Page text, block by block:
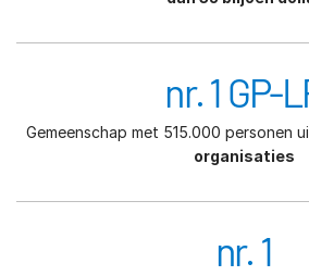
nr. 1 GP-
Gemeenschap met 515.000 personen
organisaties
nr. 1